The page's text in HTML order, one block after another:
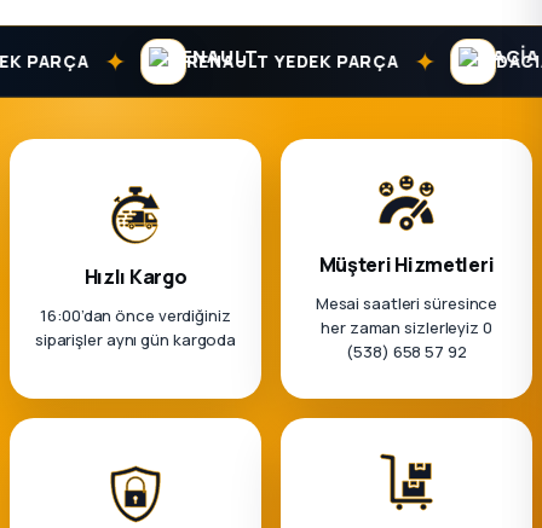
PARÇA ✦ RENAULT YEDEK PARÇA ✦ DACIA
Hızlı Kargo
16:00’dan önce verdiğiniz
siparişler aynı gün kargoda
Müşteri Hizmetleri
Mesai saatleri süresince
her zaman sizlerleyiz 0
(538) 658 57 92